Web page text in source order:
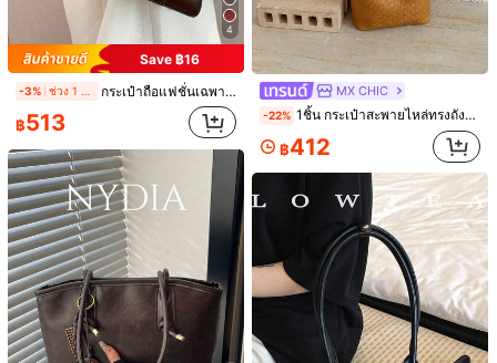
Free Shipping
ประมาณวันจัดส่ง: 4-7 วันทำการ
ส่งคืนฟรี
มีบริการเก็บเงินปลายทาง · การชำระเงินที่ปลอดภัย · การปกป้องความเป็นส่วนตัว
รายละเอียดสินค้า
วัสดุ:
หนัง PU
องค์ประกอบ:
100% ยูรีเทน
4.89 17K ผู้ติดตาม
4.89 17K ผู้ติดตาม
4
Save ฿16
-3% กระเป๋าถือแฟชั่นเฉพาะบุคคลคุณภาพสูง, กระเป๋าถือแฟชั่นผู้หญิงล่าสุด, กระเป๋าเดินทางย้อนยุค, ของขวัญสำหรับช้อปปิ้ง, กันน้ำ, ป้องกันการโจรกรรม, ขยายได้, มัลติฟังก์ชั่น, กระเป๋าสะพายพรีเมี่ยม
฿513
MX CHIC
-22% 1ชิ้น กระเป๋าสะพายไหล่ทรงถังสีพื้น PU สำหรับผู้หญิง, กระเป๋าถือแฟชั่นเนื้อสานความจุขนาดใหญ่, เหมาะสำหรับการเดินทางไปทำงาน, การช้อปปิ้ง, การพักผ่อน และการท่องเที่ยว
฿412